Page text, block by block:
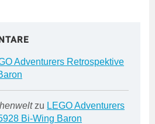
Adventurers Retrospektive
zu LEGO Adventurers
Bi-Wing Baron